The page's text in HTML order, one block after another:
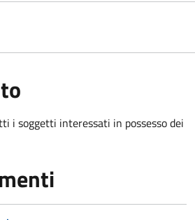
i soggetti interessati in possesso dei